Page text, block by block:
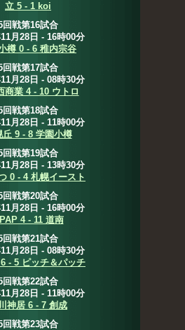
立 5 - 1 koi
回戦第16試合
月28日 - 16時00分
樽 0 - 6 稚内宗谷
回戦第17試合
月28日 - 08時30分
商業 4 - 10 ウトロ
回戦第18試合
月28日 - 11時00分
丘 9 - 8 学園小樽
回戦第19試合
月28日 - 13時30分
0 - 4 札幌イースト
回戦第20試合
月28日 - 16時00分
4 - 11 道南
回戦第21試合
月28日 - 08時30分
- 5 ピッチ＆パッチ
回戦第22試合
月28日 - 11時00分
神居 6 - 7 創成
回戦第23試合